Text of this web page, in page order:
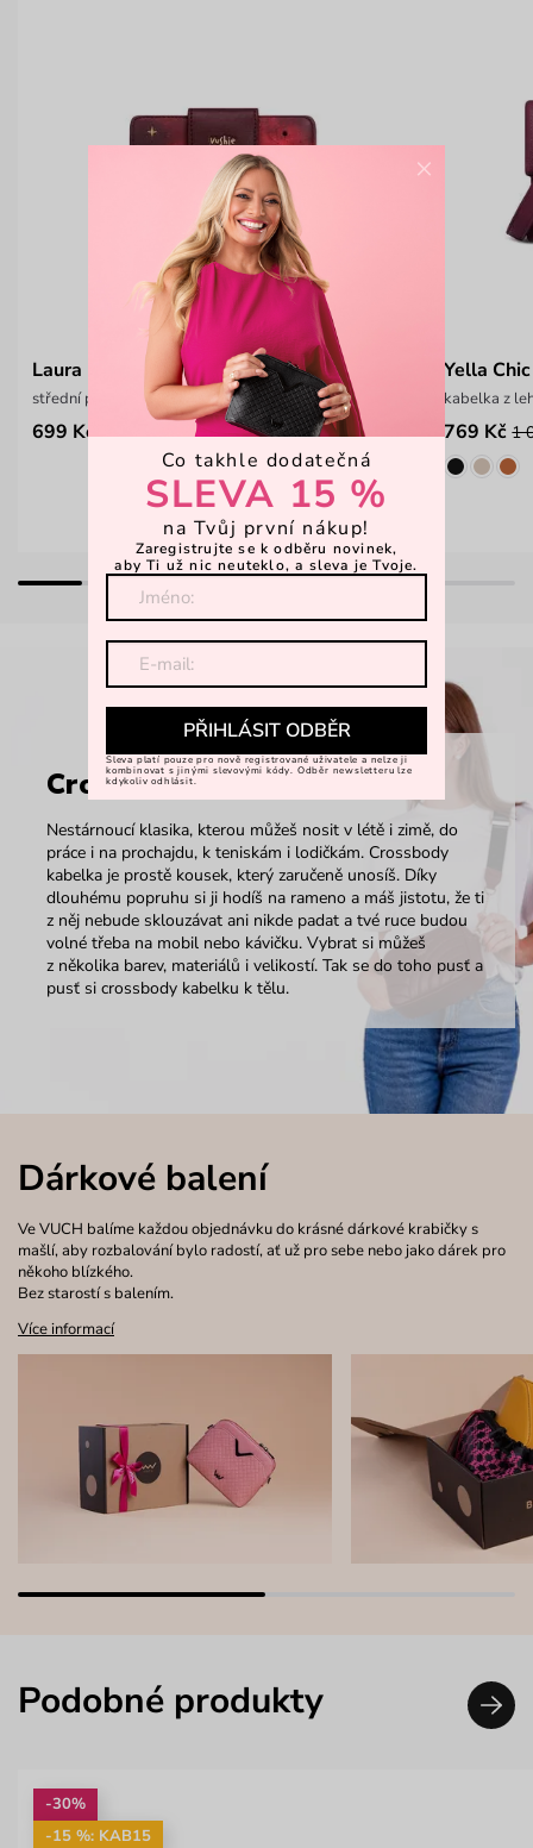
Laura Flap Wallet
střední peněženka na patent Vushie
699 Kč
Yella
kabelka z
769 Kč 1
Crossbody
Nestárnoucí klasika, kterou můžeš nosit v létě i zimě, do
práce i na prochajdu, k teniskám i lodičkám. Crossbody
kabelka je prostě kousek, který zaručeně unosíš. Díky
dlouhému popruhu si ji hodíš na rameno a máš jistotu, že ti
z něj nebude sklouzávat ani nikde padat a tvé ruce budou
volné třeba na mobil nebo kávičku. Vybrat si můžeš
z několika barev, materiálů i velikostí. Tak se do toho pusť a
pusť si crossbody kabelku k tělu.
Dárkové balení
Ve VUCH balíme každou objednávku do krásné dárkové krabičky s
mašlí, aby rozbalování bylo radostí, ať už pro sebe nebo jako dárek pro
někoho blízkého.
Bez starostí s balením.
Více informací
Podobné produkty
-30%
-15 %: KAB15
×
Co takhle dodatečná
SLEVA 15 %
na Tvůj první nákup!
Zaregistrujte se k odběru novinek,
aby Ti už nic neuteklo, a sleva je Tvoje.
PŘIHLÁSIT ODBĚR
Sleva platí pouze pro nově registrované uživatele a nelze ji
kombinovat s jinými slevovými kódy. Odběr newsletteru lze
kdykoliv odhlásit.